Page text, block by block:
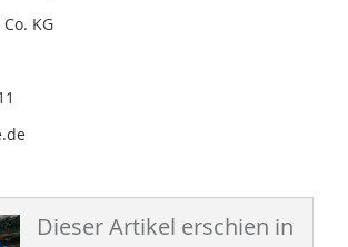
KG
Dieser Artikel erschien in